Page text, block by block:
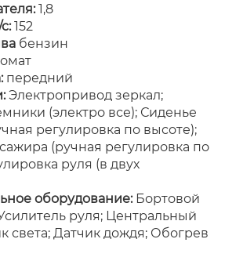
1,8
152
бензин
передний
Электропривод зеркал;
(электро все); Сиденье
регулировка по высоте);
(ручная регулировка по
руля (в двух
оборудование:Бортовой
руля; Центральный
света; Датчик дождя; Обогрев